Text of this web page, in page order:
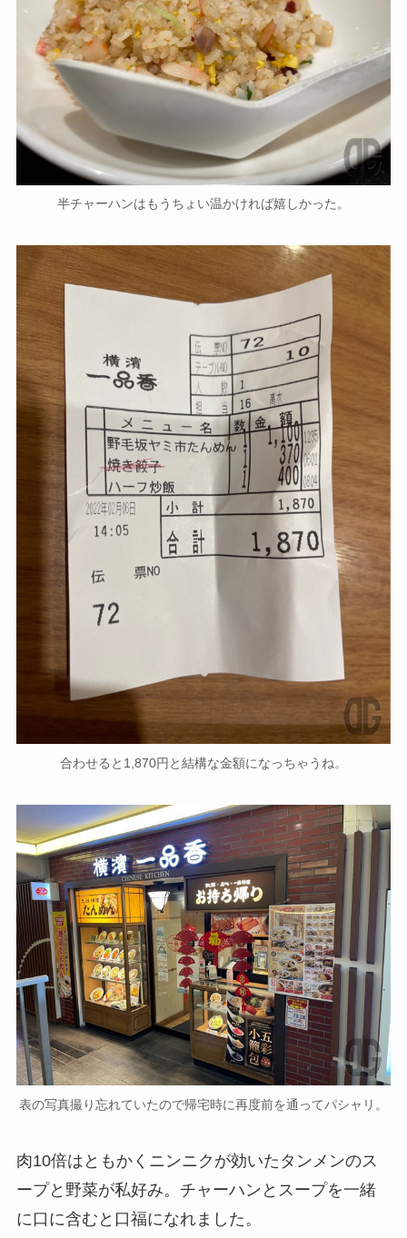
半チャーハンはもうちょい温かければ嬉しかった。
合わせると1,870円と結構な金額になっちゃうね。
表の写真撮り忘れていたので帰宅時に再度前を通ってパシャリ。
肉10倍はともかくニンニクが効いたタンメンのス
ープと野菜が私好み。チャーハンとスープを一緒
に口に含むと口福になれました。